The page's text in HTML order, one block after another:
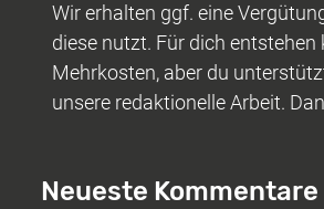
Wir erhalten ggf. eine
diese nutzt. Für dich entstehen
Mehrkosten, aber du
unsere redaktionelle Arbeit.
Neueste Kommentare